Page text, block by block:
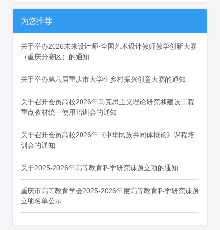
为您推荐
关于举办2026未来设计师·全国艺术设计教师教学创新大赛
（重庆分赛区）的通知
关于举办第六届重庆市大学生乡村振兴创意大赛的通知
关于召开会员高校2026年马克思主义理论研究和建设工程
重点教材统一使用培训会的通知
关于召开会员高校2026年《中华民族共同体概论》课程培
训会的通知
关于2025-2026年高等教育科学研究课题立项的通知
重庆市高等教育学会2025-2026年度高等教育科学研究课题
立项名单公示